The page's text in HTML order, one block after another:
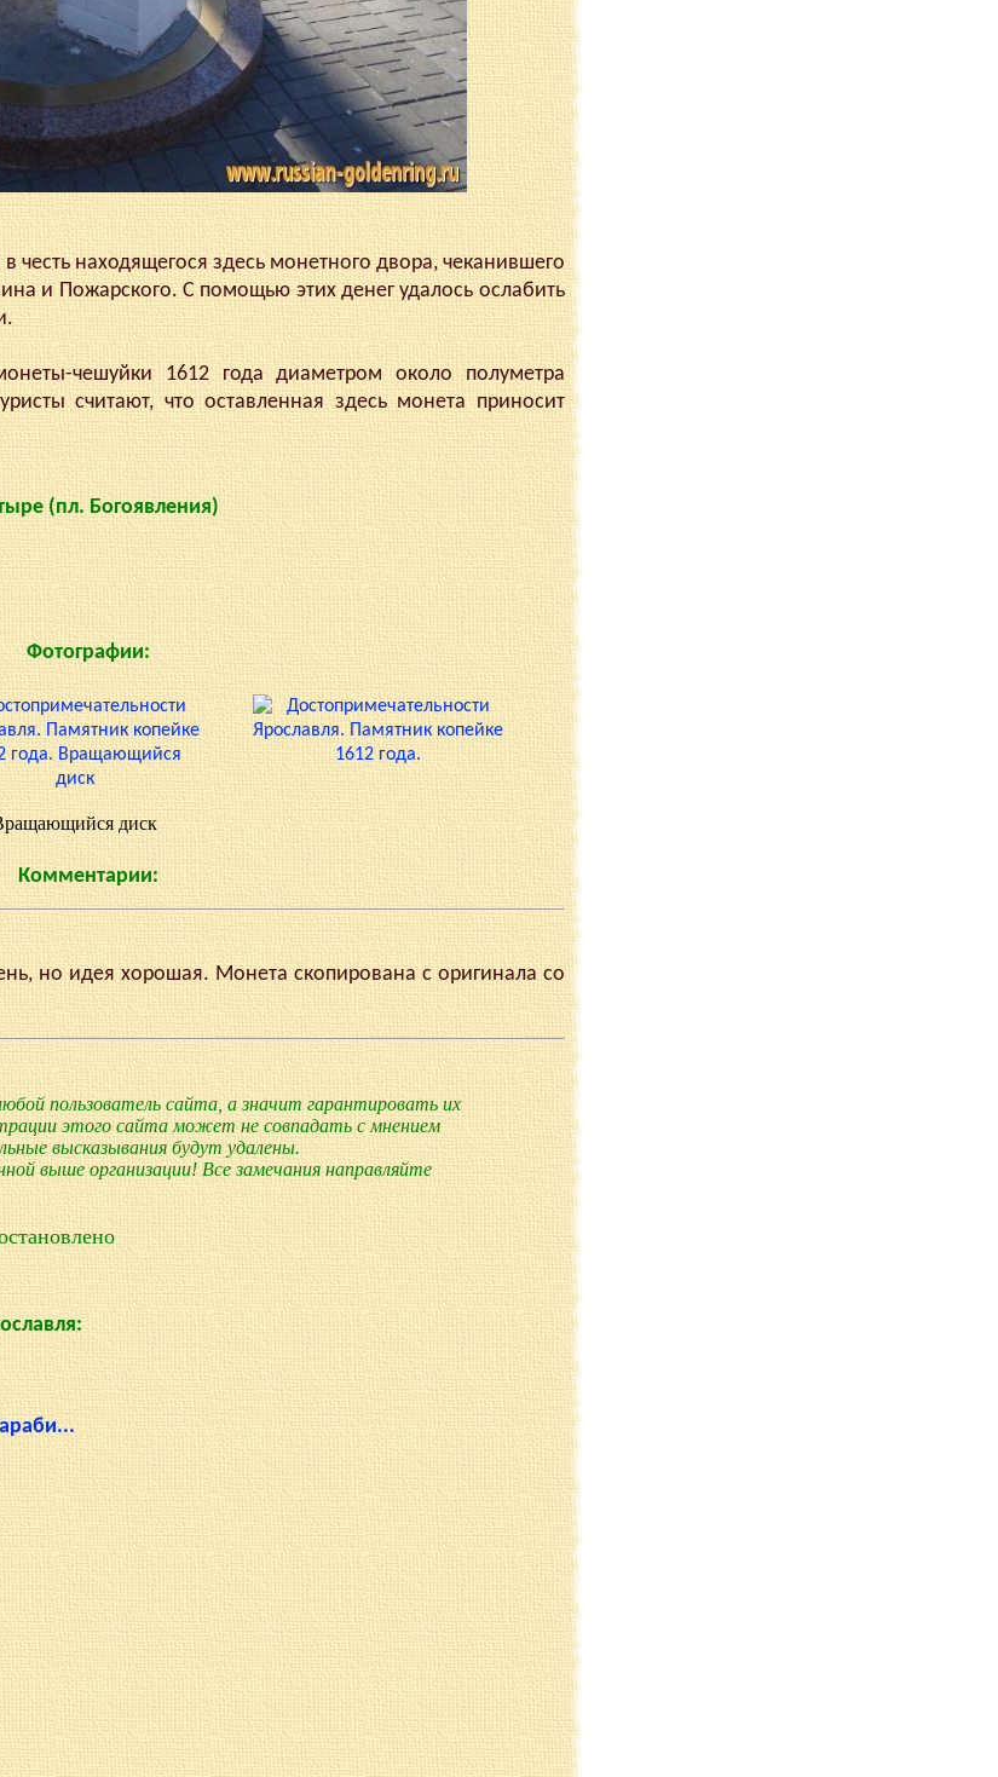
находящегося здесь монетного двора, чеканившего
и Пожарского. С помощью этих денег удалось ослабить
чешуйки 1612 года диаметром около полуметра
считают, что оставленная здесь монета приносит
(пл. Богоявления)
Фотографии:
диск
Комментарии:
но идея хорошая. Монета скопирована с оригинала со
пользователь сайта, а значит гарантировать их
этого сайта может не совпадать с мнением
высказывания будут удалены.
выше организации! Все замечания направляйте